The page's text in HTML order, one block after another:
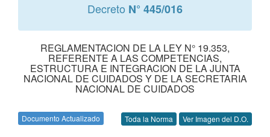
Decreto N° 445/016
REGLAMENTACION DE LA LEY N° 19.353,
REFERENTE A LAS COMPETENCIAS,
ESTRUCTURA E INTEGRACION DE LA JUNTA
NACIONAL DE CUIDADOS Y DE LA SECRETARIA
NACIONAL DE CUIDADOS
Documento Actualizado Toda la Norma Ver Imagen del D.O.